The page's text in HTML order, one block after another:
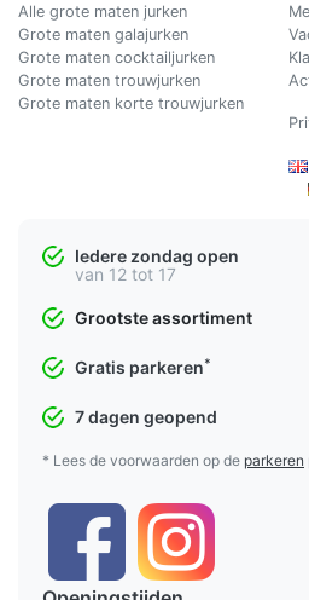
Alle grote maten jurken
Grote maten galajurken
Grote maten cocktailjurken
Grote maten trouwjurken
Grote maten korte trouwjurken
Iedere zondag open
van 12 tot 17
Grootste assortiment
Gratis parkeren*
7 dagen geopend
* Lees de voorwaarden op de parkeren